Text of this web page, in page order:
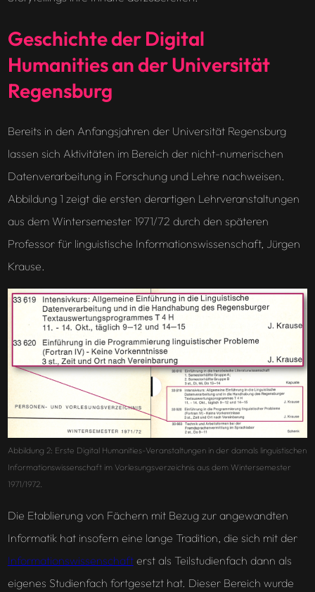
Geschichte der Digital
Humanities an der Universität
Regensburg
Bereits in den Anfangsjahren der Universität Regensburg
lassen sich Aktivitäten im Bereich der nicht-numerischen
Datenverarbeitung in Forschung und Lehre nachweisen.
Abbildung 1 zeigt die ersten derartigen Lehrveranstaltungen
aus dem Wintersemester 1971/72 durch den späteren
Professor für linguistische Informationswissenschaft, Jürgen
Krause.
Abbildung 2: Erste Digital Humanities-Veranstaltungen in der damals linguistischen
Informationswissenschaft im Vorlesungsverzeichnis aus dem Wintersemester
1971/1972.
Die Etablierung von Fächern mit Bezug zur angewandten
Informatik hat insofern eine lange Tradition, die sich mit der
Informationswissenschafterst als Teilstudienfach dann als
eigenes Studienfach fortgesetzt hat. Dieser Bereich wurde